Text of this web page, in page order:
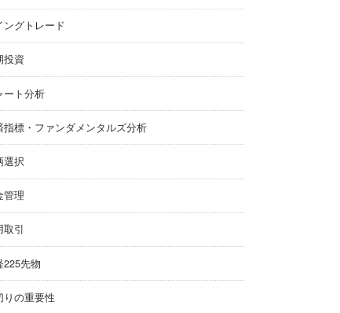
ングトレード
投資
ート分析
指標・ファンダメンタルズ分析
選択
管理
取引
225先物
りの重要性